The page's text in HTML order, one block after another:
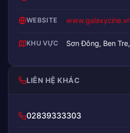
WEBSITE
KHU VỰC Sơn Đông, Ben
LIÊN HỆ KHÁC
02839333303